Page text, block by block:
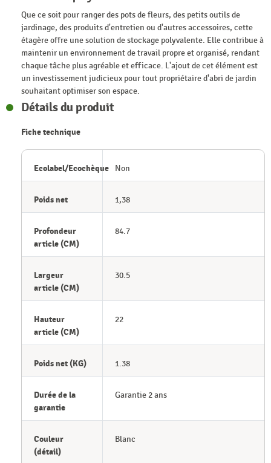
Que ce soit pour ranger des pots de fleurs, des petits outils de
jardinage, des produits d'entretien ou d'autres accessoires, cette
étagère offre une solution de stockage polyvalente. Elle contribue à
maintenir un environnement de travail propre et organisé, rendant
chaque tâche plus agréable et efficace. L'ajout de cet élément est
un investissement judicieux pour tout propriétaire d'abri de jardin
souhaitant optimiser son espace.
Détails du produit
Fiche technique
Ecolabel/Ecochèque Non
Poids net 1,38
Profondeur
article (CM)
84.7
Largeur
article (CM)
30.5
Hauteur
article (CM)
22
Poids net (KG) 1.38
Durée de la
garantie
Garantie 2 ans
Couleur
(détail)
Blanc